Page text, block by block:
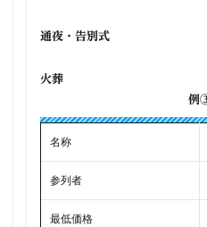
通夜・告別式
火葬
例
名称
参列者
最低価格